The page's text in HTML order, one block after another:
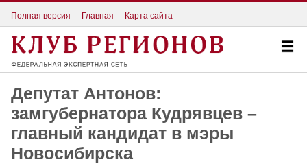
Полная версия Главная Карта сайта
Депутат Антонов:
замгубернатора Кудрявцев –
главный кандидат в мэры
Новосибирска